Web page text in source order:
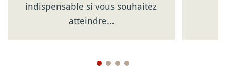
indispensable si vous souhaitez
atteindre…